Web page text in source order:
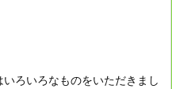
いろいろなものをいただきまし